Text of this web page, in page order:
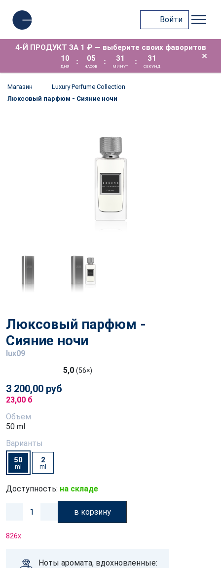
Войти
4-Й ПРОДУКТ ЗА 1 ₽ — выберите своих фаворитов
10
ДНЯ
: 05
ЧАСОВ
: 31
МИНУТ
: 30
СЕКУНД
×
Магазин
Luxury Perfume Collection
Люксовый парфюм - Сияние ночи
Люксовый парфюм -
Сияние ночи
lux09
5,0 (56×)
3 200,00 руб
23,00 б
Объем
50 ml
Варианты
50
ml
2
ml
Доступность: на складе
в корзину
826x
Ноты аромата, вдохновленные: